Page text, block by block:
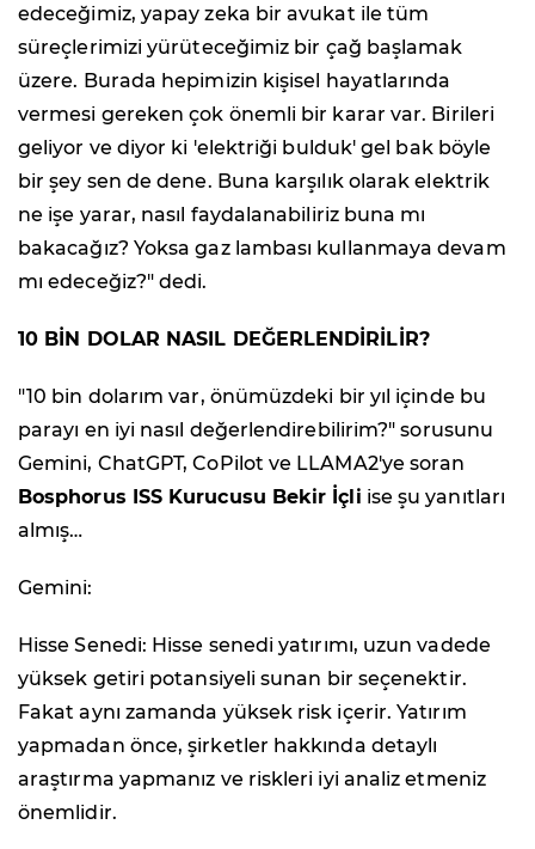
edeceğimiz, yapay zeka bir avukat ile tüm
süreçlerimizi yürüteceğimiz bir çağ başlamak
üzere. Burada hepimizin kişisel hayatlarında
vermesi gereken çok önemli bir karar var. Birileri
geliyor ve diyor ki 'elektriği bulduk' gel bak böyle
bir şey sen de dene. Buna karşılık olarak elektrik
ne işe yarar, nasıl faydalanabiliriz buna mı
bakacağız? Yoksa gaz lambası kullanmaya devam
mı edeceğiz?" dedi.
10 BİN DOLAR NASIL DEĞERLENDİRİLİR?
"10 bin dolarım var, önümüzdeki bir yıl içinde bu
parayı en iyi nasıl değerlendirebilirim?" sorusunu
Gemini, ChatGPT, CoPilot ve LLAMA2'ye soran
Bosphorus ISS Kurucusu Bekir İçli ise şu yanıtları
almış…
Gemini:
Hisse Senedi: Hisse senedi yatırımı, uzun vadede
yüksek getiri potansiyeli sunan bir seçenektir.
Fakat aynı zamanda yüksek risk içerir. Yatırım
yapmadan önce, şirketler hakkında detaylı
araştırma yapmanız ve riskleri iyi analiz etmeniz
önemlidir.